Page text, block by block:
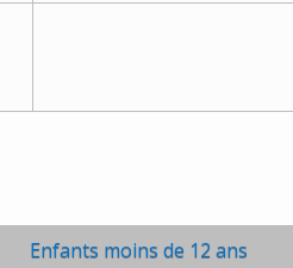
Enfants moins de 12 ans